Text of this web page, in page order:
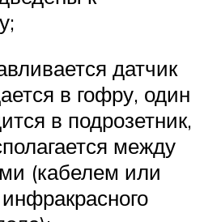
датчик
в гофру, один
в подрозетник,
между
(кабелем или